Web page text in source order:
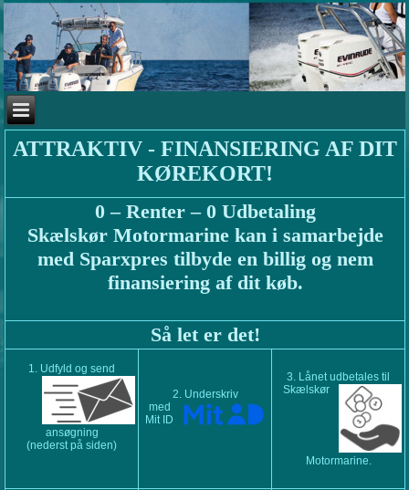
ATTRAKTIV - FINANSIERING AF DIT
KØREKORT!
0 – Renter – 0 Udbetaling
Skælskør Motormarine kan i samarbejde
med Sparxpres tilbyde en billig og nem
finansiering af dit køb.
Så let er det!
1. Udfyld og send
ansøgning
(nederst på siden)
2. Underskriv
med
Mit ID
3. Lånet udbetales til
Skælskør
Motormarine.